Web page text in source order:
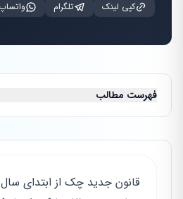
کپی لینک
تلگرام واتساپ
فهرست مطالب